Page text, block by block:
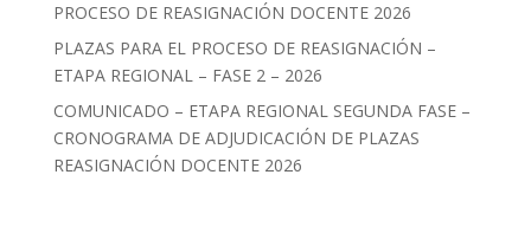
PROCESO DE REASIGNACIÓN DOCENTE 2026
PLAZAS PARA EL PROCESO DE REASIGNACIÓN –
ETAPA REGIONAL – FASE 2 – 2026
COMUNICADO – ETAPA REGIONAL SEGUNDA FASE –
CRONOGRAMA DE ADJUDICACIÓN DE PLAZAS
REASIGNACIÓN DOCENTE 2026